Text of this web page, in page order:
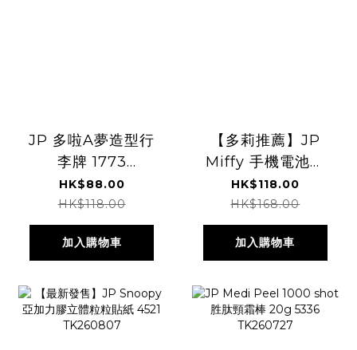
JP 多啦A夢造型行
李牌 1773
TK260807
HK$88.00
HK$118.00
加入購物車
【多莉推薦】JP
Miffy 手機電池阻
燃防火袋 白 1407
TK260807
HK$118.00
HK$168.00
加入購物車